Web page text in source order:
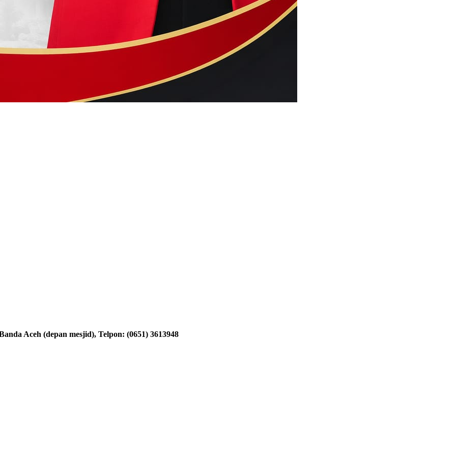
Aceh (depan mesjid), Telpon: (0651) 3613948